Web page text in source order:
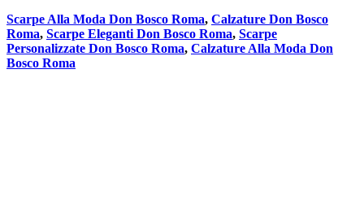
Scarpe Alla Moda Don Bosco Roma, Calzature Don Bosco
Roma, Scarpe Eleganti Don Bosco Roma, Scarpe
Personalizzate Don Bosco Roma, Calzature Alla Moda Don
Bosco Roma